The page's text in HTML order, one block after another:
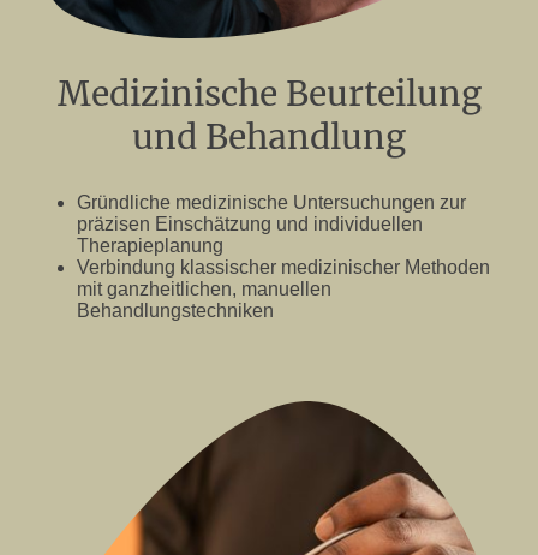
Medizinische Beurteilung
und Behandlung
Gründliche medizinische Untersuchungen zur
präzisen Einschätzung und individuellen
Therapieplanung
Verbindung klassischer medizinischer Methoden
mit ganzheitlichen, manuellen
Behandlungstechniken